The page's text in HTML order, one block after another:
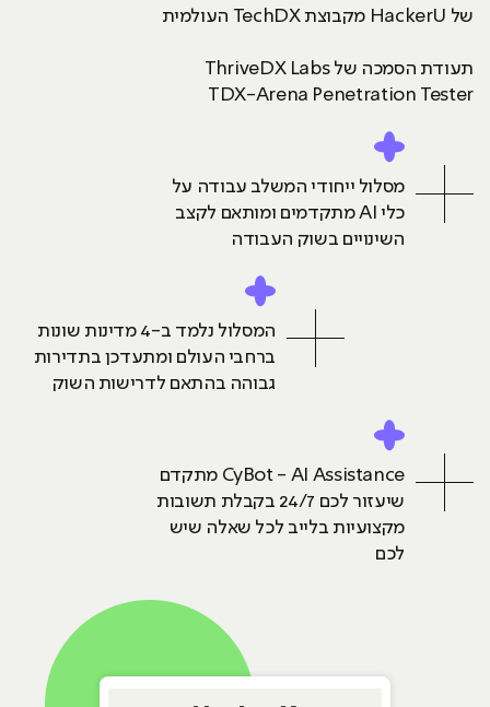
של HackerU מקבוצת TechDX העולמית
תעודת הסמכה של ThriveDX Labs
TDX-Arena Penetration Tester
מסלול ייחודי המשלב עבודה על
כלי AI מתקדמים ומותאם לקצב
השינויים בשוק העבודה
המסלול נלמד ב-4 מדינות שונות
ברחבי העולם ומתעדכן בתדירות
גבוהה בהתאם לדרישות השוק
CyBot - AI Assistance מתקדם
שיעזור לכם 24/7 בקבלת תשובות
מקצועיות בלייב לכל שאלה שיש
לכם